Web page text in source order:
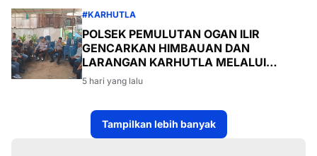
#KARHUTLA
POLSEK PEMULUTAN OGAN ILIR
GENCARKAN HIMBAUAN DAN
LARANGAN KARHUTLA MELALUI
PROGRAM TSKD (TOURING SAMBANG
KE DESA-DESA
5 hari yang lalu
Tampilkan lebih banyak